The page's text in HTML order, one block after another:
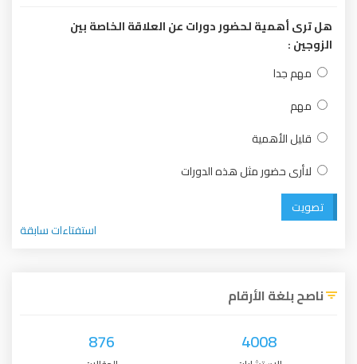
هل ترى أهمية لحضور دورات عن العلاقة الخاصة بين
الزوجين :
مهم جدا
مهم
قليل الأهمية
لاأرى حضور مثل هذه الدورات
تصويت
استفتاءات سابقة
ناصح بلغة الأرقام
4008
876